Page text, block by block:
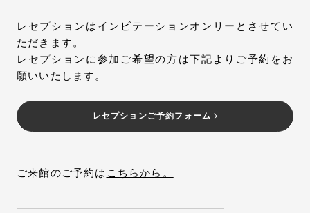
レセプションはインビテーションオンリーとさせてい
ただきます。
レセプションに参加ご希望の方は下記よりご予約をお
願いいたします。
レセプションご予約フォーム
ご来館のご予約は こちらから。